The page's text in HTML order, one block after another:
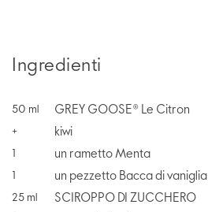
Ingredienti
50 ml GREY GOOSE® Le Citron
+ kiwi
un rametto Menta
un pezzetto Bacca di vaniglia
25 ml SCIROPPO DI ZUCCHERO